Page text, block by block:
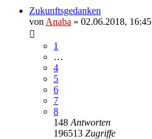
Zukunftsgedanken
von Anaba » 02.06.2018, 16:45
1
…
4
5
6
7
8
148 Antworten
196513 Zugriffe